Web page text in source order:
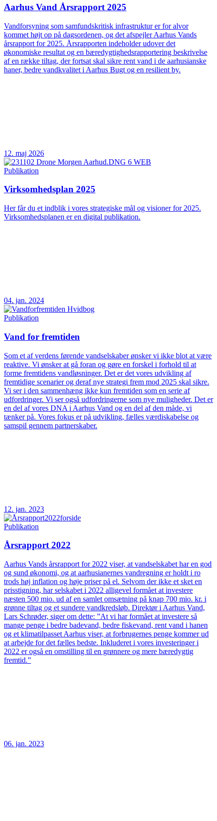
Aarhus Vand Årsrapport 2025
Vandforsyning som samfundskritisk infrastruktur er for alvor
kommet højt op på dagsordenen, og det afspejler Aarhus Vands
årsrapport for 2025. Årsrapporten indeholder udover det
økonomiske resultat og en bæredygtighedsrapportering beskrivelse
af en række tiltag, der fortsat skal sikre rent vand i de aarhusianske
haner, bedre vandkvalitet i Aarhus Bugt og en resilient by.
12. maj 2026
Publikation
Virksomhedsplan 2025
Her får du et indblik i vores strategiske mål og visioner for 2025.
Virksomhedsplanen er en digital publikation.
04. jan. 2024
Publikation
Vand for fremtiden
Som et af verdens førende vandselskaber ønsker vi ikke blot at være
reaktive. Vi ønsker at gå foran og gøre en forskel i forhold til at
forme fremtidens vandløsninger. Det er det vores udvikling af
fremtidige scenarier og deraf nye strategi frem mod 2025 skal sikre.
Vi ser i den sammenhæng ikke kun fremtiden som en serie af
udfordringer. Vi ser også udfordringerne som nye muligheder. Det er
en del af vores DNA i Aarhus Vand og en del af den måde, vi
tænker på. Vores fokus er på udvikling, fælles værdiskabelse og
samspil gennem partnerskaber.
12. jan. 2023
Publikation
Årsrapport 2022
Aarhus Vands årsrapport for 2022 viser, at vandselskabet har en god
og sund økonomi, og at aarhusianernes vandregning er holdt i ro
trods høj inflation og høje priser på el. Selvom der ikke et sket en
prisstigning, har selskabet i 2022 alligevel formået at investere
næsten 500 mio. ud af en samlet omsætning på knap 700 mio. kr. i
grønne tiltag og et sundere vandkredsløb. Direktør i Aarhus Vand,
Lars Schrøder, siger om dette: ”At vi har formået at investere så
mange penge i bedre badevand, bedre fiskevand, rent vand i hanen
og et klimatilpasset Aarhus viser, at forbrugernes penge kommer ud
at arbejde for det fælles bedste. Inkluderet i vores investeringer i
2022 er også en omstilling til en grønnere og mere bæredygtig
fremtid.”
06. jan. 2023